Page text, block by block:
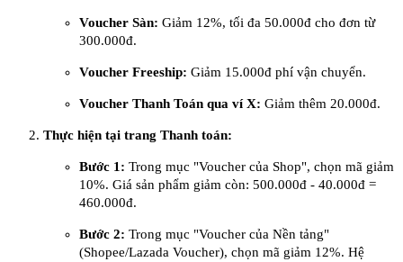
Voucher Sàn: Giảm 12%, tối đa 50.000đ cho đơn từ
300.000đ.
Voucher Freeship: Giảm 15.000đ phí vận chuyển.
Voucher Thanh Toán qua ví X: Giảm thêm 20.000đ.
Thực hiện tại trang Thanh toán:
Bước 1: Trong mục "Voucher của Shop", chọn mã giảm
10%. Giá sản phẩm giảm còn: 500.000đ - 40.000đ =
460.000đ.
Bước 2: Trong mục "Voucher của Nền tảng"
(Shopee/Lazada Voucher), chọn mã giảm 12%. Hệ